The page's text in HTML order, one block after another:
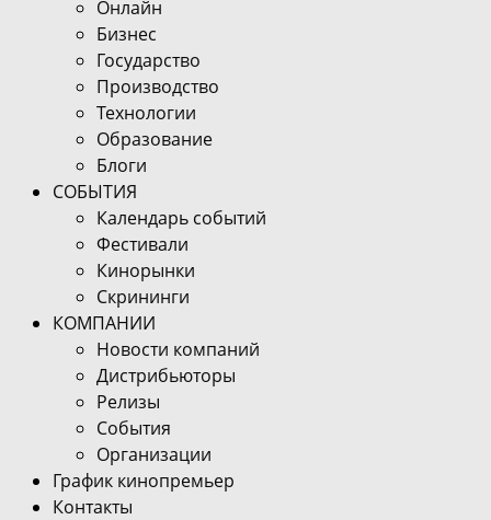
Онлайн
Бизнес
Государство
Производство
Технологии
Образование
Блоги
СОБЫТИЯ
Календарь событий
Фестивали
Кинорынки
Скрининги
КОМПАНИИ
Новости компаний
Дистрибьюторы
Релизы
События
Организации
График кинопремьер
Контакты